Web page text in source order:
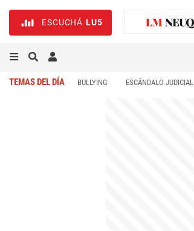
ESCUCHÁ LU5
TEMAS DEL DÍA BULLYING ESCÁNDALO JUDICIAL